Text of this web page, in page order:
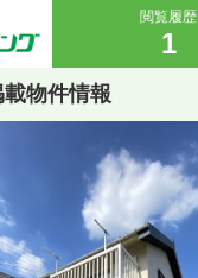
閲覧履歴
1
物件情報